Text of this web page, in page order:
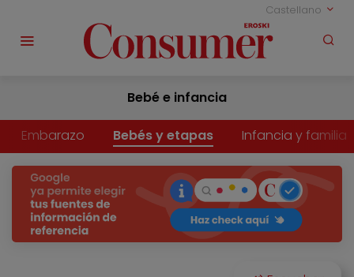
Castellano
Bebé e infancia
Embarazo Bebés y etapas Infancia y familia